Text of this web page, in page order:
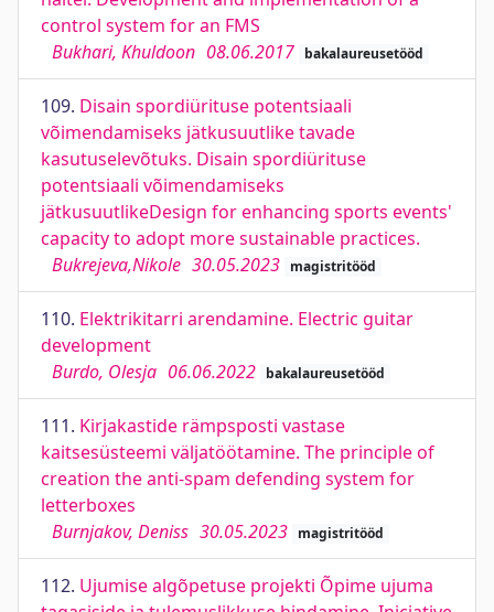
control system for an FMS
Bukhari, Khuldoon 08.06.2017 bakalaureusetööd
109. Disain spordiürituse potentsiaali
võimendamiseks jätkusuutlike tavade
kasutuselevõtuks. Disain spordiürituse
potentsiaali võimendamiseks
jätkusuutlikeDesign for enhancing sports events'
capacity to adopt more sustainable practices.
Bukrejeva,Nikole 30.05.2023 magistritööd
110. Elektrikitarri arendamine. Electric guitar
development
Burdo, Olesja 06.06.2022 bakalaureusetööd
111. Kirjakastide rämpsposti vastase
kaitsesüsteemi väljatöötamine. The principle of
creation the anti-spam defending system for
letterboxes
Burnjakov, Deniss 30.05.2023 magistritööd
112. Ujumise algõpetuse projekti Õpime ujuma